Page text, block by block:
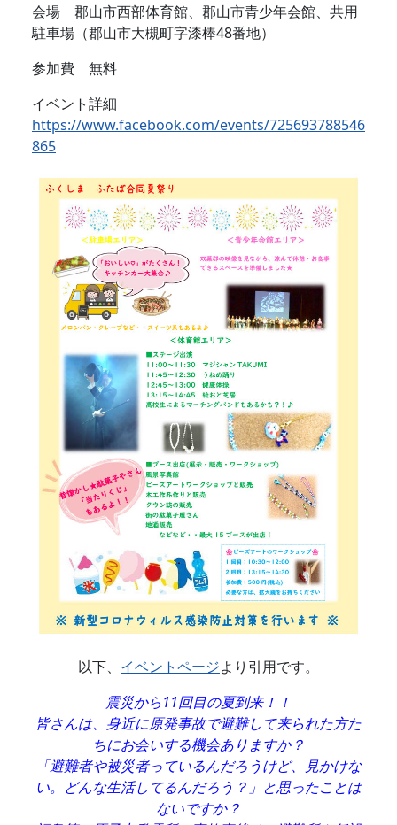
会場 郡山市西部体育館、郡山市青少年会館、共用
駐車場（郡山市大槻町字漆棒48番地）
参加費 無料
イベント詳細
https://www.facebook.com/events/725693788546
865
以下、 イベントページより引用です。
震災から11回目の夏到来！！
皆さんは、身近に原発事故で避難して来られた方た
ちにお会いする機会ありますか？
「避難者や被災者っているんだろうけど、見かけな
い。どんな生活してるんだろう？」と思ったことは
ないですか？